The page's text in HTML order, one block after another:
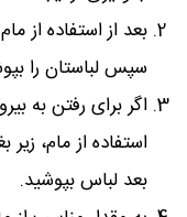
بعد از استفاده از
سپس لباستان را
اگر برای رفتن به
استفاده از مام،
بعد لباس بپوشید.